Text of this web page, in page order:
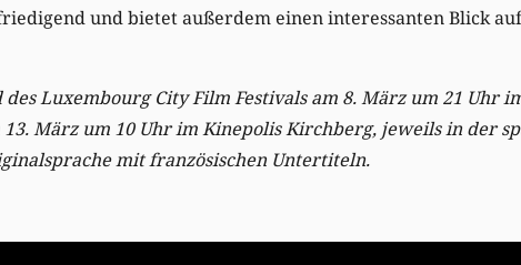
und bietet außerdem einen interessanten Blick
Luxembourg City Film Festivals am 8. März um 21 Uhr
13. März um 10 Uhr im Kinepolis Kirchberg, jeweils in der
mit französischen Untertiteln.